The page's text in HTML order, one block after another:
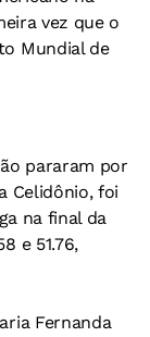
vez que o
Mundial de
pararam por
Celidônio, foi
na final da
e 51.76,
Fernanda